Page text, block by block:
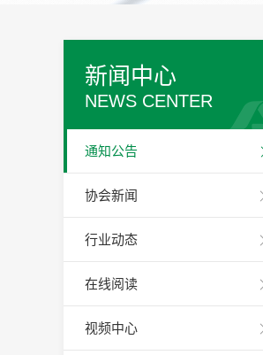
新闻中心
NEWS CENTER
通知公告
协会新闻
行业动态
在线阅读
视频中心